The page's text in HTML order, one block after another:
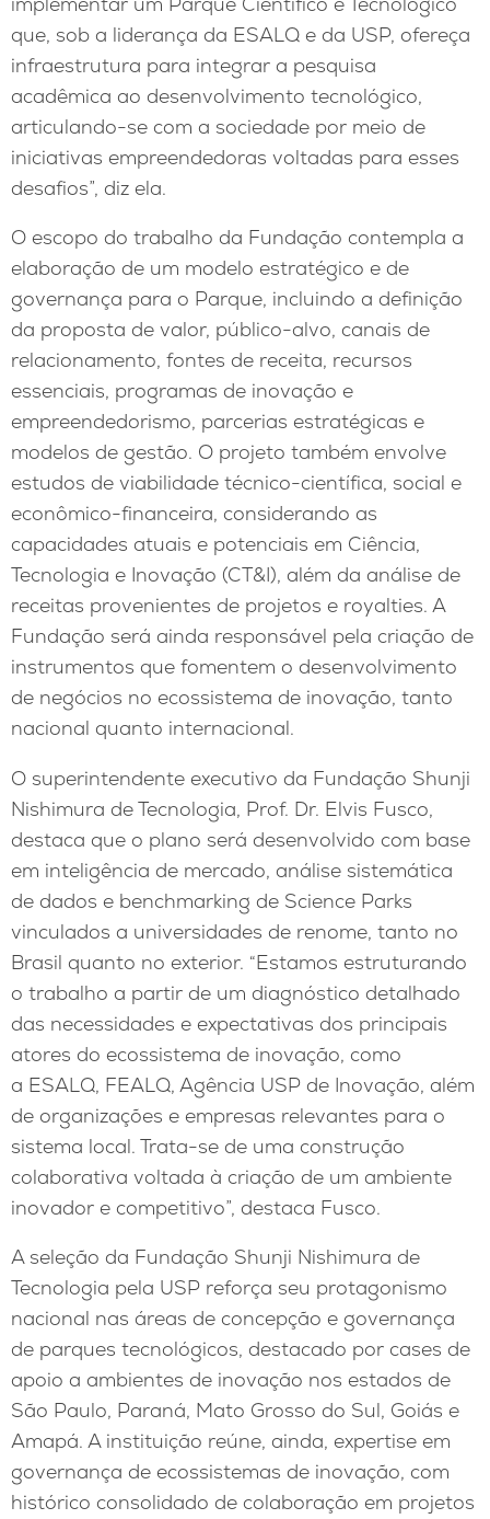
que, sob a liderança da ESALQ e da USP, ofereça
infraestrutura para integrar a pesquisa
acadêmica ao desenvolvimento tecnológico,
articulando-se com a sociedade por meio de
iniciativas empreendedoras voltadas para esses
desafios”, diz ela.
O escopo do trabalho da Fundação contempla a
elaboração de um modelo estratégico e de
governança para o Parque, incluindo a definição
da proposta de valor, público-alvo, canais de
relacionamento, fontes de receita, recursos
essenciais, programas de inovação e
empreendedorismo, parcerias estratégicas e
modelos de gestão. O projeto também envolve
estudos de viabilidade técnico-científica, social e
econômico-financeira, considerando as
capacidades atuais e potenciais em Ciência,
Tecnologia e Inovação (CT&I), além da análise de
receitas provenientes de projetos e royalties. A
Fundação será ainda responsável pela criação de
instrumentos que fomentem o desenvolvimento
de negócios no ecossistema de inovação, tanto
nacional quanto internacional.
O superintendente executivo da Fundação Shunji
Nishimura de Tecnologia, Prof. Dr. Elvis Fusco,
destaca que o plano será desenvolvido com base
em inteligência de mercado, análise sistemática
de dados e benchmarking de Science Parks
vinculados a universidades de renome, tanto no
Brasil quanto no exterior. “Estamos estruturando
o trabalho a partir de um diagnóstico detalhado
das necessidades e expectativas dos principais
atores do ecossistema de inovação, como
a ESALQ, FEALQ, Agência USP de Inovação, além
de organizações e empresas relevantes para o
sistema local. Trata-se de uma construção
colaborativa voltada à criação de um ambiente
inovador e competitivo”, destaca Fusco.
A seleção da Fundação Shunji Nishimura de
Tecnologia pela USP reforça seu protagonismo
nacional nas áreas de concepção e governança
de parques tecnológicos, destacado por cases de
apoio a ambientes de inovação nos estados de
São Paulo, Paraná, Mato Grosso do Sul, Goiás e
Amapá. A instituição reúne, ainda, expertise em
governança de ecossistemas de inovação, com
histórico consolidado de colaboração em projetos